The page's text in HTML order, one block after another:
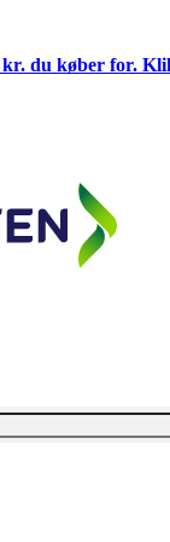
kr. du køber for.